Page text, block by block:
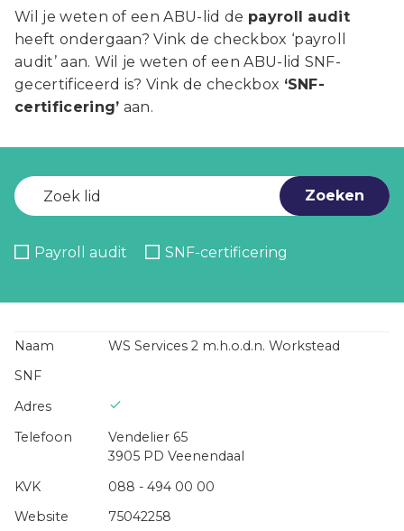
Wil je weten of een ABU-lid de payroll audit
heeft ondergaan? Vink de checkbox ‘payroll
audit’ aan. Wil je weten of een ABU-lid SNF-
gecertificeerd is? Vink de checkbox ‘SNF-
certificering’ aan.
Zoeken
Payroll audit SNF-certificering
WS Services 2 m.h.o.d.n. Workstead
Vendelier 65
3905 PD Veenendaal
088 - 494 00 00
75042258